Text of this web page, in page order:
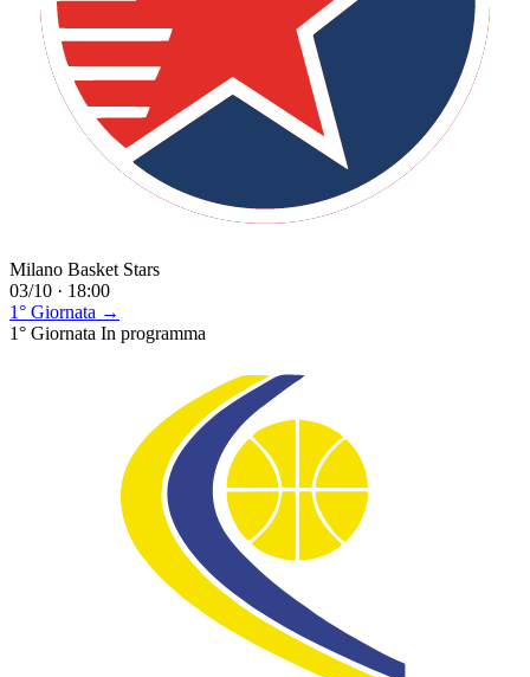
Milano Basket Stars
03/10 · 18:00
1° Giornata →
1° Giornata In programma